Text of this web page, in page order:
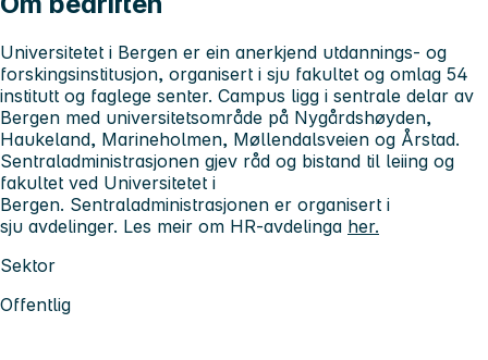
Universitetet i Bergen er ein anerkjend utdannings- og
forskingsinstitusjon, organisert i sju fakultet og omlag 54
institutt og faglege senter. Campus ligg i sentrale delar av
Bergen med universitetsområde på Nygårdshøyden,
Haukeland, Marineholmen, Møllendalsveien og Årstad.
Sentraladministrasjonen gjev råd og bistand til leiing og
fakultet ved Universitetet i
Bergen. Sentraladministrasjonen er organisert i
sju avdelinger. Les meir om HR-avdelinga her.
Sektor
Offentlig